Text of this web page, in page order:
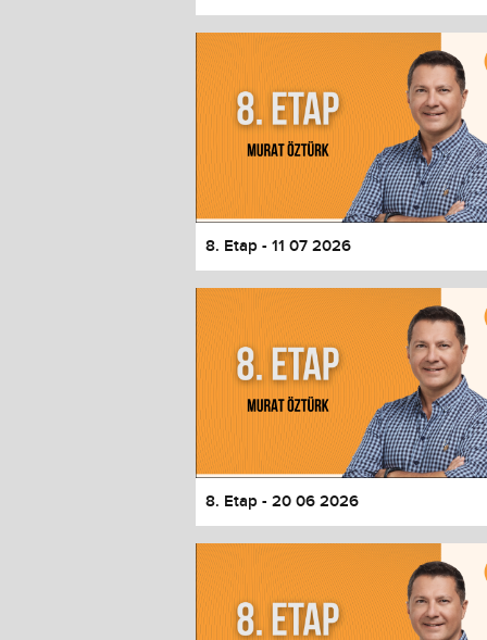
Window
Color
Transparency
Font Size
Text Edge Style
Font Family
Resetrestore all settings to the default
Close Modal Dialog
End of dialog window.
8. Etap - 11 07 2026
8. Etap - 20 06 2026